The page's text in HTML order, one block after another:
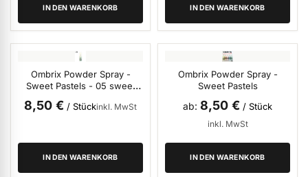
Nagellack & Flüssigkeiten anzeigen
NailArt anzeigen
Nagelfeilen, Werkzeuge, Tips & Zubehör anzeigen
IN DEN WARENKORB IN DEN WARENKORB
Ombrix Powder Spray -
Sweet Pastels - 05 sweet
8,50 € / Stückinkl. MwSt
IN DEN WARENKORB
Ombrix Powder Spray -
Sweet Pastels
ab 8,50 € / Stück
inkl. MwSt
IN DEN WARENKORB